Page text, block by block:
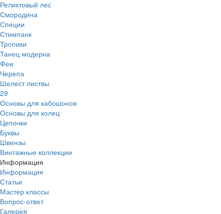
Реликтовый лес
Смородина
Специи
Стимпанк
Тропики
Танец модерна
Феи
Черепа
Шелест листвы
29
Основы для кабошонов
Основы для колец
Цепочки
Буквы
Швензы
Винтажные коллекции
Информация
Информация
Статьи
Мастер классы
Вопрос-ответ
Галерея